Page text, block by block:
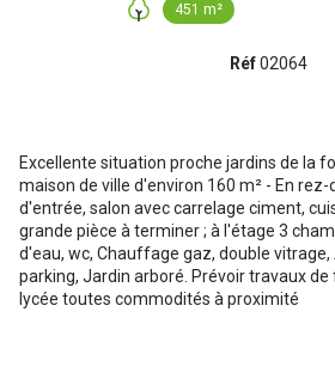
451 m²
Réf02064
Excellente situation proche jardins de la
maison de ville d'environ 160 m² - En rez-
d'entrée, salon avec carrelage ciment,
grande pièce à terminer ; à l'étage 3
d'eau, wc, Chauffage gaz, double vitrage,
parking, Jardin arboré. Prévoir travaux de
lycée toutes commodités à proximité